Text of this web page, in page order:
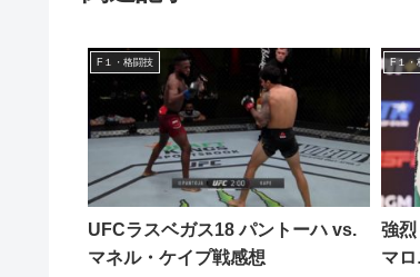
F１・格闘技
UFCラスベガス18 パントーハ vs.
マネル・ケイプ戦感想
F１・
強烈
マ